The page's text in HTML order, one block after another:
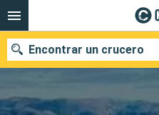
Encontrar un crucero